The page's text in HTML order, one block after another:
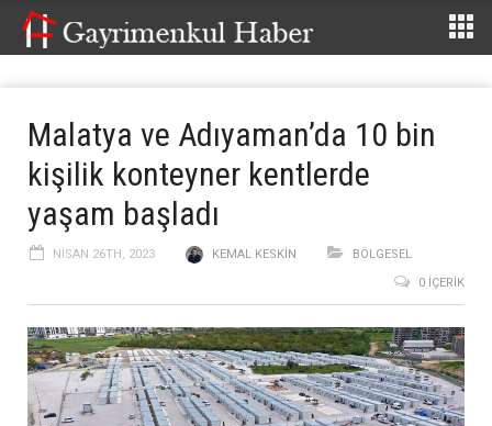
Malatya ve Adıyaman’da 10 bin
kişilik konteyner kentlerde
yaşam başladı
NISAN 26TH, 2023 KEMAL KESKIN
BÖLGESEL
0 İÇERIK